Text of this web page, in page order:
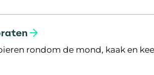
rondom de mond, kaak en